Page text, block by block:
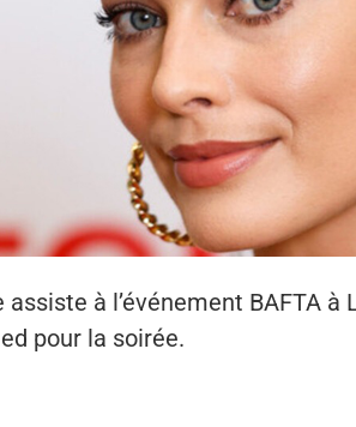
à l’événement BAFTA à
pour la soirée.